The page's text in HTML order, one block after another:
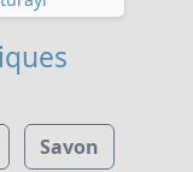
Savon